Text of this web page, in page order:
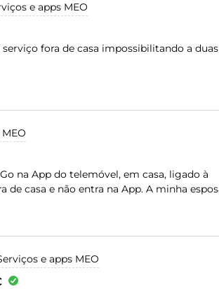
mas o serviço de atendimento ao
o outro, liguei para todos os números que
as opções e todos os funcionários me
que tinha que usar outro número, eu só
o serviço, Tem como um atendente, me
DA MINHA CONTA MEO?Escreva
e apps MEO
fora de casa impossibilitando a duas
na App do telemóvel, em casa, ligado à
de casa e não entra na App. A minha
e apps MEO